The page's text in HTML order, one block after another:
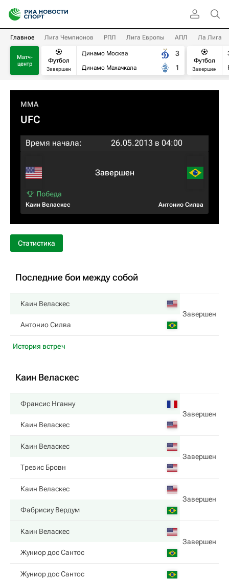
Главное Лига Чемпионов РПЛ Лига Европы АПЛ Ла Лига
Матч-
центр
Футбол
Завершен
Динамо Москва
Динамо Махачкала
3
1
Футбол
Завершен
MMA
UFC
Время начала: 26.05.2013 в 04:00
Каин Веласкес
Завершен
Антонио Силва
Статистика
Последние бои между собой
Каин Веласкес
Завершен
Антонио Силва
История встреч
Каин Веласкес
Франсис Нганну
Завершен
Каин Веласкес
Каин Веласкес
Завершен
Тревис Бровн
Каин Веласкес
Завершен
Фабрисиу Вердум
Каин Веласкес
Завершен
Жуниор дос Сантос
Жуниор дос Сантос